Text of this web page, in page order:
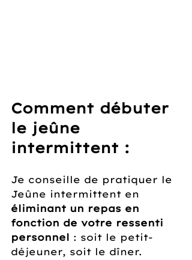
Comment débuter
le jeûne
intermittent :
Je conseille de pratiquer le
Jeûne intermittent en
éliminant un repas en
fonction de votre ressenti
personnel : soit le petit-
déjeuner, soit le dîner.